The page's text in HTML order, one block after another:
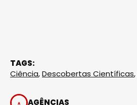
TAGS:
Ciência,Descobertas Científicas,
AGÊNCIAS